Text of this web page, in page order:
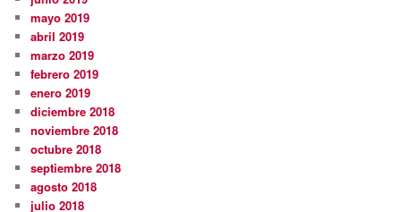
mayo 2019
abril 2019
marzo 2019
febrero 2019
enero 2019
diciembre 2018
noviembre 2018
octubre 2018
septiembre 2018
agosto 2018
julio 2018